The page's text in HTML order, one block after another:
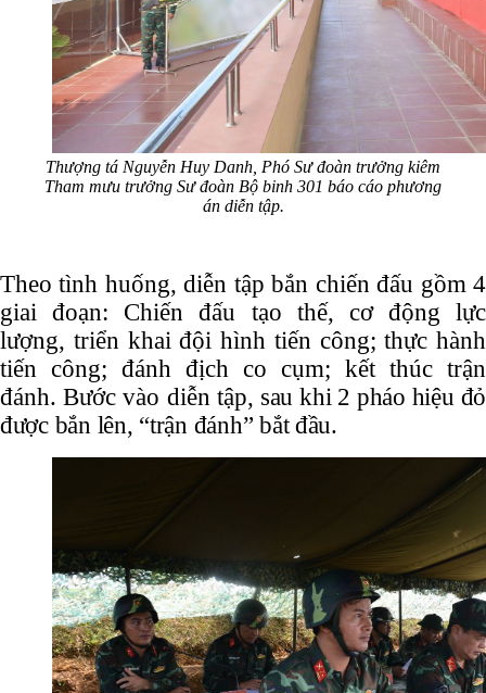
Thượng tá Nguyễn Huy Danh, Phó Sư đoàn trưởng kiêm
Tham mưu trưởng Sư đoàn Bộ binh 301 báo cáo phương
án diễn tập.
Theo tình huống, diễn tập bắn chiến đấu gồm 4
giai đoạn: Chiến đấu tạo thế, cơ động lực
lượng, triển khai đội hình tiến công; thực hành
tiến công; đánh địch co cụm; kết thúc trận
đánh. Bước vào diễn tập, sau khi 2 pháo hiệu đỏ
được bắn lên, “trận đánh” bắt đầu.